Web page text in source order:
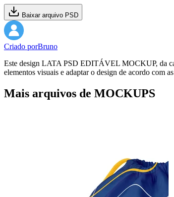
Baixar arquivo PSD
Criado porBruno
Este design LATA PSD EDITÁVEL MOCKUP, da
elementos visuais e adaptar o design de acordo com
Mais arquivos de MOCKUPS